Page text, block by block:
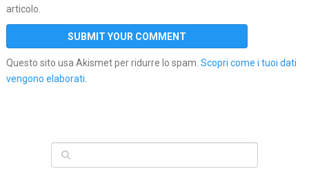
articolo.
Questo sito usa Akismet per ridurre lo spam. Scopri come i tuoi dati
vengono elaborati.